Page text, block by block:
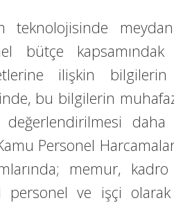
teknolojisinde
bütçe
ilişkin
bu bilgilerin
değerlendirilmesi
Personel
memur, kadro
personel ve işçi